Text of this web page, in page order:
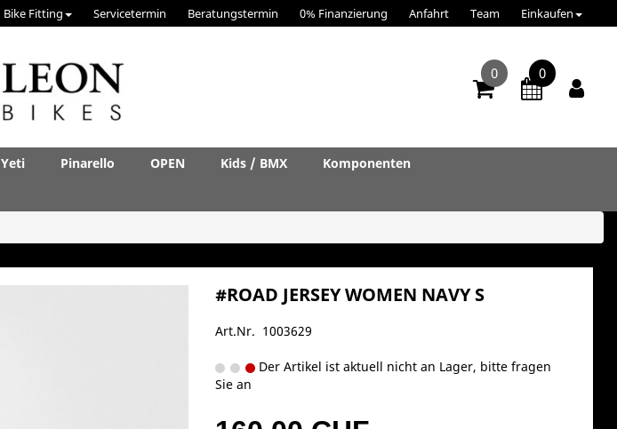
Bike Fitting Servicetermin Beratungstermin 0% Finanzierung Anfahrt Team Einkaufen
0 0
Yeti Pinarello OPEN Kids / BMX
Komponenten
#ROAD JERSEY WOMEN NAVY S
Art.Nr. 1003629
Der Artikel ist aktuell nicht an Lager, bitte fragen
Sie an